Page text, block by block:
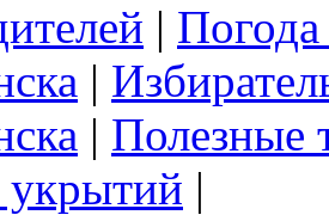
|
|
| Полезные
|